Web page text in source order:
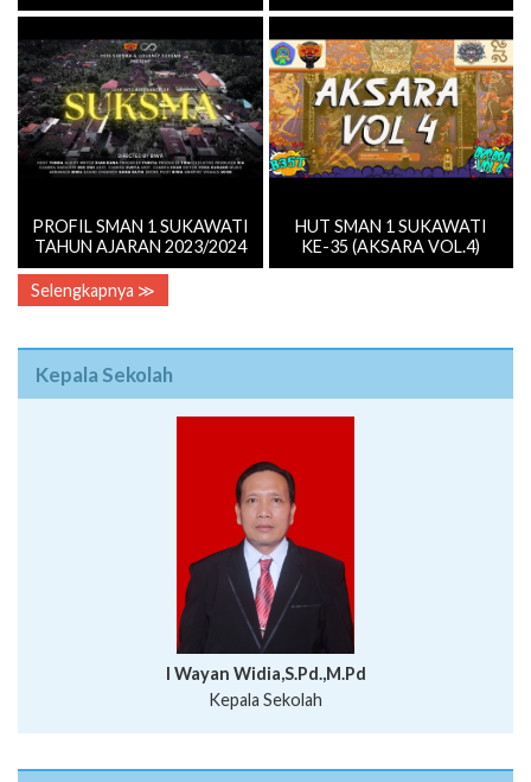
PROFIL SMAN 1 SUKAWATI
TAHUN AJARAN 2023/2024
HUT SMAN 1 SUKAWATI
KE-35 (AKSARA VOL.4)
Selengkapnya ≫
Kepala Sekolah
I Wayan Widia,S.Pd.,M.Pd
Kepala Sekolah